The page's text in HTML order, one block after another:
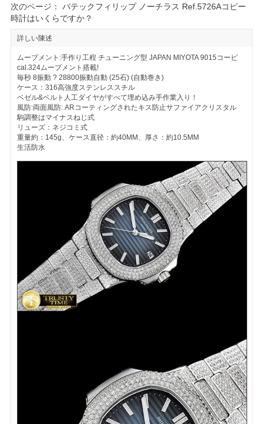
次のページ：
パテックフィリップ ノーチラス Ref.5726Aコピー
時計はいくらですか？
詳しい陳述
ムーブメント:手作り工程 チューニング型 JAPAN MIYOTA 9015コーピ
cal.324ムーブメント搭載!
毎秒 8振動 ? 28800振動自動 (25石) (自動巻き)
ケース：316高強度ステンレススチル
ベゼル&ベルト人工ダイヤがすべて埋め込み手作業入り！
風防:両面風防: ARコーティングされたキス防止サファイアクリスタル
駒調整はマイナスねじ式
リューズ：ネジコミ式
重量約：145g、ケース直径：約40MM、厚さ：約10.5MM
生活防水